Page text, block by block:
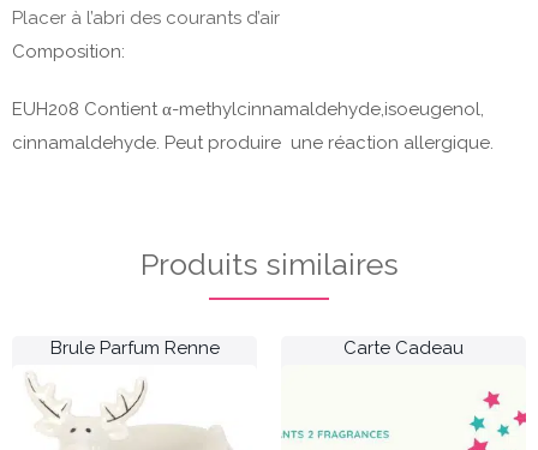
Placer à l’abri des courants d’air
Composition:
EUH208 Contient α-methylcinnamaldehyde,isoeugenol,
cinnamaldehyde. Peut produire une réaction allergique.
Produits similaires
Brule Parfum Renne Carte Cadeau